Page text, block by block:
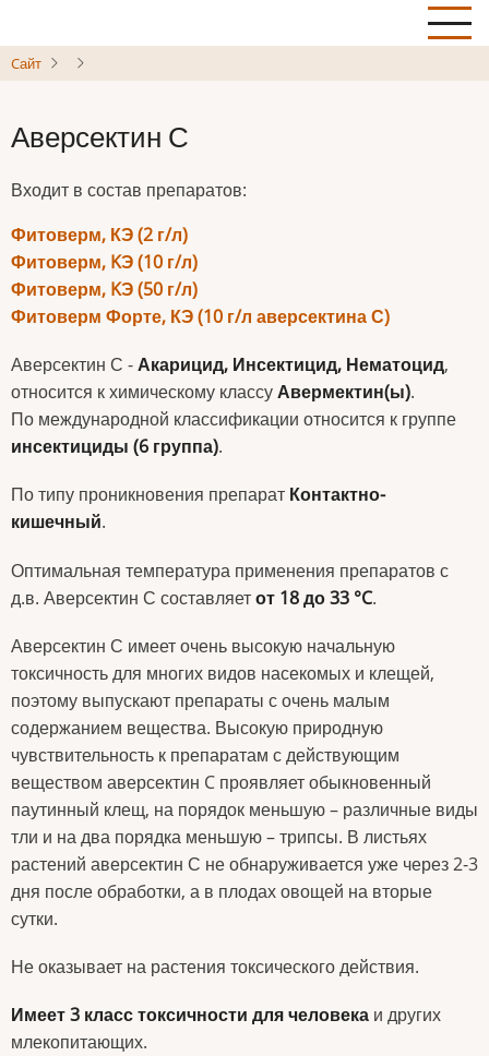
to
main
Cайт
Аверсектин С
Входит в состав препаратов:
Фитоверм, КЭ (2 г/л)
Фитоверм, KЭ (10 г/л)
Фитоверм, KЭ (50 г/л)
Фитоверм Форте, КЭ (10 г/л аверсектина С)
Аверсектин С -Акарицид, Инсектицид, Нематоцид,
относится к химическому классуАвермектин(ы).
По международной классификации относится к группе
инсектициды (6 группа).
По типу проникновения препарат Контактно-
кишечный.
Оптимальная температура применения препаратов с
д.в. Аверсектин С составляетот 18 до 33 °C.
Аверсектин С имеет очень высокую начальную
токсичность для многих видов насекомых и клещей,
поэтому выпускают препараты с очень малым
содержанием вещества. Высокую природную
чувствительность к препаратам с действующим
веществом аверсектин C проявляет обыкновенный
паутинный клещ, на порядок меньшую – различные виды
тли и на два порядка меньшую – трипсы. В листьях
растений аверсектин С не обнаруживается уже через 2-3
дня после обработки, а в плодах овощей на вторые
сутки.
Не оказывает на растения токсического действия.
Имеет 3 класс токсичности для человека и других
млекопитающих.